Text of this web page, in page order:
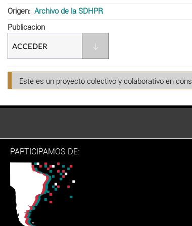
Origen
Archivo de la SDHPR
Publicacion
Este es un proyecto colectivo y colaborativo en
PARTICIPAMOS DE: